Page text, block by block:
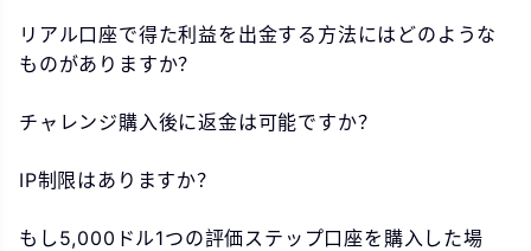
リアル口座で得た利益を出金する方法にはどのような
ものがありますか？
チャレンジ購入後に返金は可能ですか？
IP制限はありますか？
もし5,000ドル1つの評価ステップ口座を購入した場